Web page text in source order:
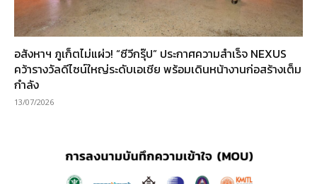
อสังหาฯ ภูเก็ตไม่แผ่ว! “ซีวีกรุ๊ป” ประกาศความสำเร็จ NEXUS
คว้ารางวัลดีไซน์ใหญ่ระดับเอเชีย พร้อมเดินหน้างานก่อสร้างเต็ม
กำลัง
13/07/2026